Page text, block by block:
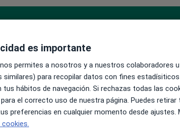
clínico Patólogo
La reserva de cita online no
es importante
permites a nosotros y a nuestros colaboradores
similares) para recopilar datos con fines
tus hábitos de navegación. Si rechazas todas las
el correcto uso de nuestra página. Puedes
preferencias en cualquier momento desde ajustes.